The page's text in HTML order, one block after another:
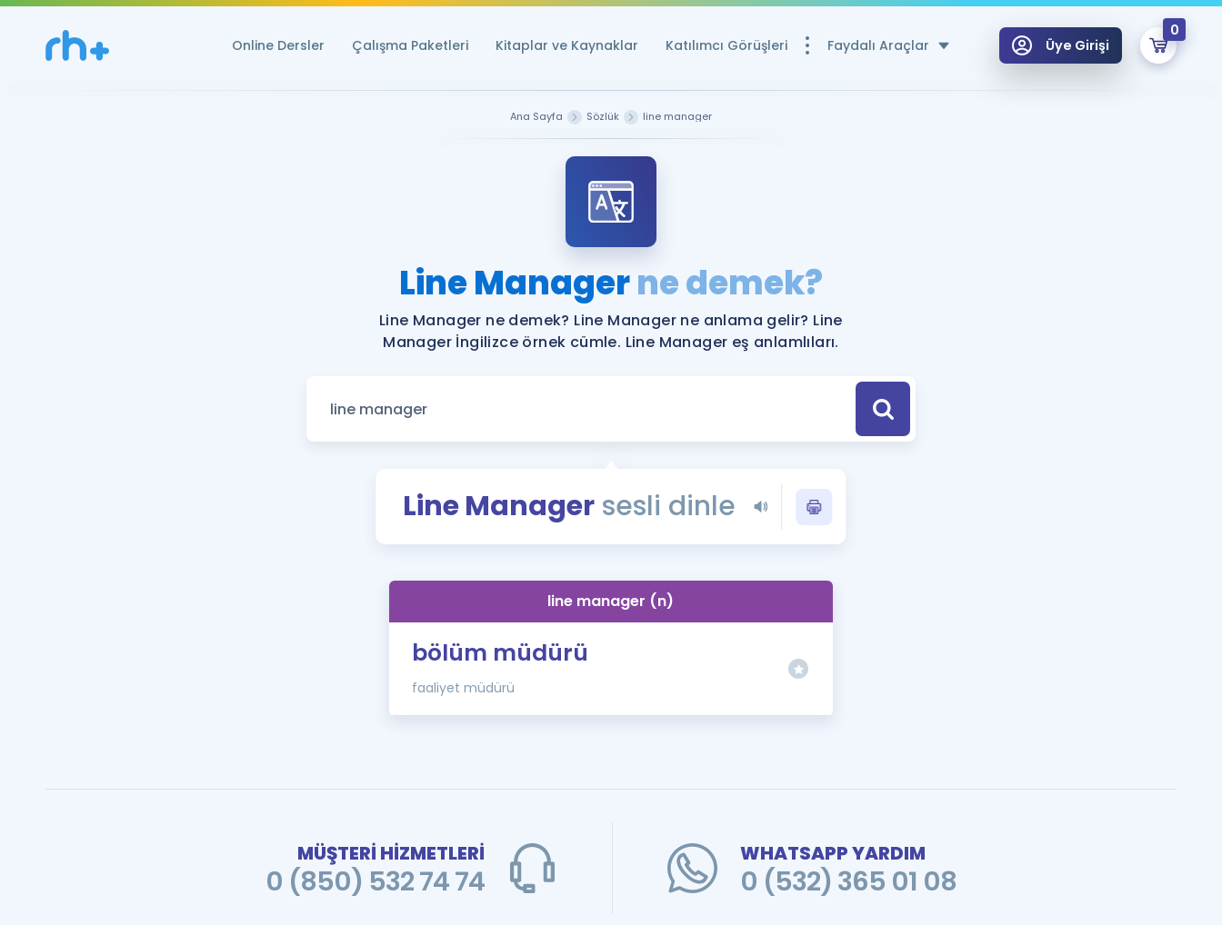
Online Dersler Çalışma Paketleri Kitaplar ve Kaynaklar Katılımcı Görüşleri Faydalı Araçlar
Ücretsiz Kaynaklar
YDS ve YÖKDİL Puan Hesaplama Aracı
YDS ve YÖKDİL'e Hazırlananlar için Öneriler
Tüm ÖSYM Sınavları Tek Takvimde
Blog
YDS - YÖKDİL Tüm Sınavlarla İlgili Haberler
İngilizce Gramer
Üye Girişi
0
Remzi Hoca ile seni sınava hazırlayacak onlarca eğitim seni bekliyor!
Ana Sayfa Sözlük line manager
Line Managerne demek?
Line Manager ne demek? Line Manager ne anlama gelir? Line
Manager İngilizce örnek cümle. Line Manager eş anlamlıları.
Line Manager sesli dinle
line manager (n)
bölüm müdürü
faaliyet müdürü
MÜŞTERİ HİZMETLERİ
0 (850) 532 74 74
WHATSAPP YARDIM
0 (532) 365 01 08